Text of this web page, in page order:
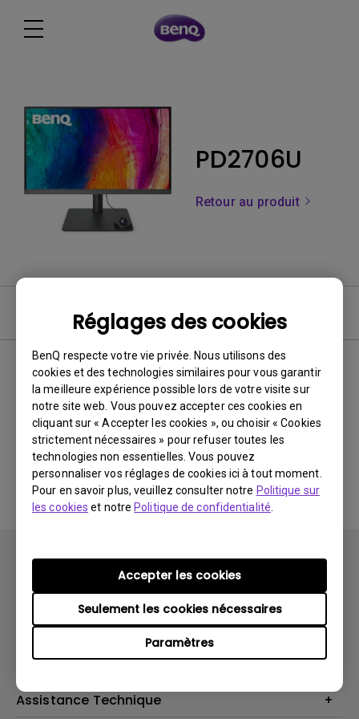
Réglages des cookies
BenQ respecte votre vie privée. Nous utilisons des
cookies et des technologies similaires pour vous garantir
la meilleure expérience possible lors de votre visite sur
notre site web. Vous pouvez accepter ces cookies en
cliquant sur « Accepter les cookies », ou choisir « Cookies
strictement nécessaires » pour refuser toutes les
technologies non essentielles. Vous pouvez
personnaliser vos réglages de cookies ici à tout moment.
Pour en savoir plus, veuillez consulter notre Politique sur
les cookies et notre Politique de confidentialité
Paramètres
Seulement les cookies nécessaires
Accepter les cookies
PD2706U
Retour au produit
0 résultats
Dernières
nouveautés
Aucune vidéo associée
Produits
Vidéoprojecteurs
Éclairage
Business Display
Assistance Technique